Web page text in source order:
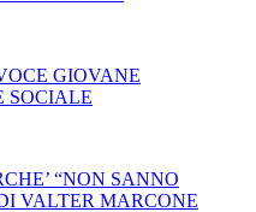
PER UN SELVATICO
GIOVANE
SOCIALE
“NON SANNO
VALTER MARCONE